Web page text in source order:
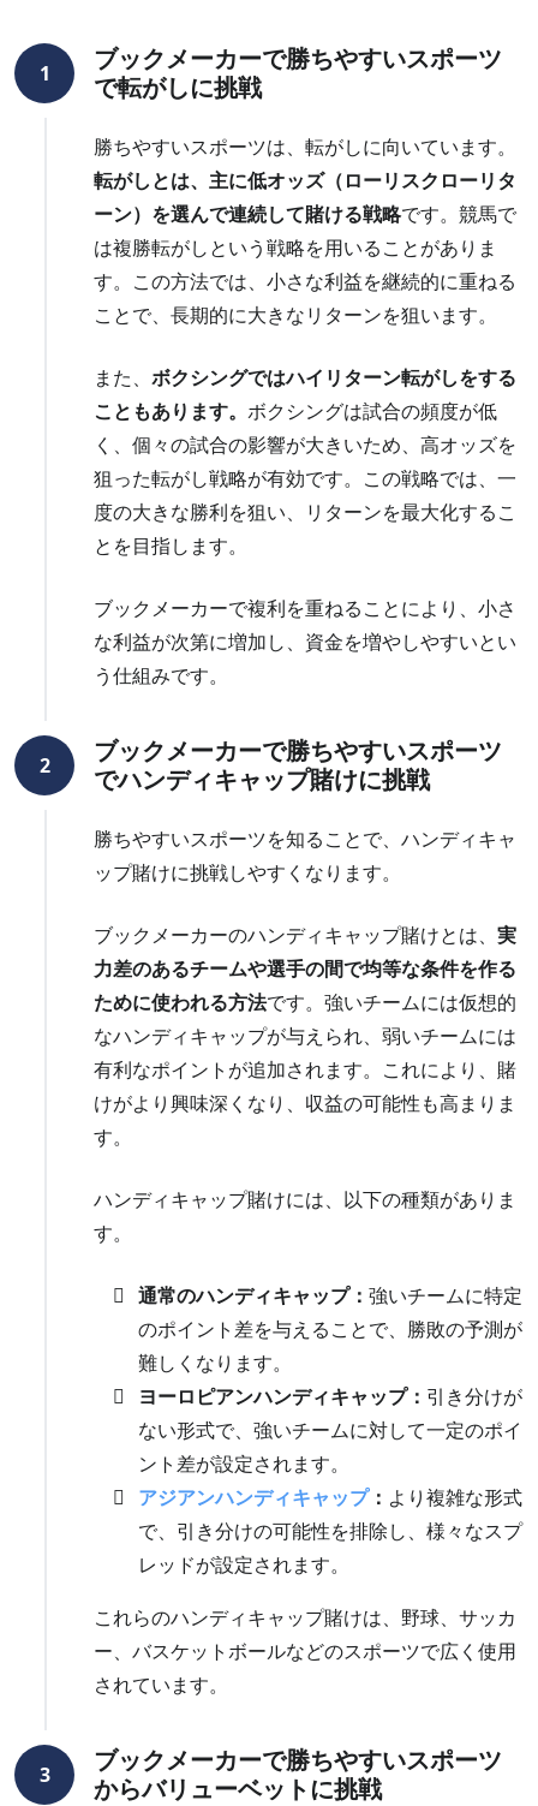
1
ブックメーカーで勝ちやすいスポーツ
で転がしに挑戦
勝ちやすいスポーツは、転がしに向いています。
転がしとは、主に低オッズ（ローリスクローリタ
ーン）を選んで連続して賭ける戦略です。競馬で
は複勝転がしという戦略を用いることがありま
す。この方法では、小さな利益を継続的に重ねる
ことで、長期的に大きなリターンを狙います。
また、 ボクシングではハイリターン転がしをする
こともあります。 ボクシングは試合の頻度が低
く、個々の試合の影響が大きいため、高オッズを
狙った転がし戦略が有効です。この戦略では、一
度の大きな勝利を狙い、リターンを最大化するこ
とを目指します。
ブックメーカーで複利を重ねることにより、小さ
な利益が次第に増加し、資金を増やしやすいとい
う仕組みです。
2
ブックメーカーで勝ちやすいスポーツ
でハンディキャップ賭けに挑戦
勝ちやすいスポーツを知ることで、ハンディキャ
ップ賭けに挑戦しやすくなります。
ブックメーカーのハンディキャップ賭けとは、 実
力差のあるチームや選手の間で均等な条件を作る
ために使われる方法です。強いチームには仮想的
なハンディキャップが与えられ、弱いチームには
有利なポイントが追加されます。これにより、賭
けがより興味深くなり、収益の可能性も高まりま
す。
ハンディキャップ賭けには、以下の種類がありま
す。
通常のハンディキャップ： 強いチームに特定
のポイント差を与えることで、勝敗の予測が
難しくなります。
ヨーロピアンハンディキャップ： 引き分けが
ない形式で、強いチームに対して一定のポイ
ント差が設定されます。
アジアンハンディキャップ： より複雑な形式
で、引き分けの可能性を排除し、様々なスプ
レッドが設定されます。
これらのハンディキャップ賭けは、野球、サッカ
ー、バスケットボールなどのスポーツで広く使用
されています。
3
ブックメーカーで勝ちやすいスポーツ
からバリューベットに挑戦